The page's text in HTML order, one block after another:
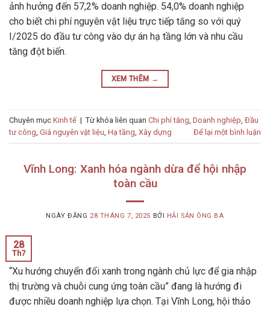
ảnh hưởng đến 57,2% doanh nghiệp. 54,0% doanh nghiệp
cho biết chi phí nguyên vật liệu trực tiếp tăng so với quý
I/2025 do đầu tư công vào dự án hạ tầng lớn và nhu cầu
tăng đột biến.
XEM THÊM →
Chuyên mục Kinh tế | Từ khóa liên quan Chi phí tăng Doanh nghiệp Đầu
tư công Giá nguyên vật liệu Hạ tầng Xây dựng Để lại một bình luận
Vĩnh Long: Xanh hóa ngành dừa để hội nhập
toàn cầu
NGÀY ĐĂNG 28 THÁNG 7, 2025 BỞI HẢI SẢN ÔNG BA
28
Th7
“Xu hướng chuyển đổi xanh trong ngành chủ lực để gia nhập
thị trường và chuỗi cung ứng toàn cầu” đang là hướng đi
được nhiều doanh nghiệp lựa chọn. Tại Vĩnh Long, hội thảo